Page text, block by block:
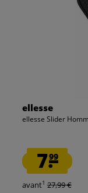
ellesse
ellesse Slider
7.99
avant1 27,99 €